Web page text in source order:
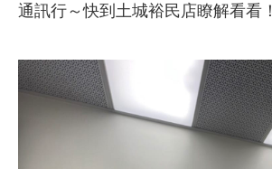
通訊行～快到土城裕民店瞭解看看！